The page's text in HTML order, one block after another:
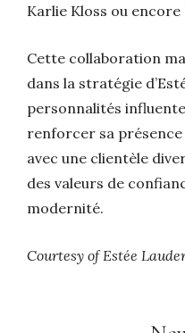
Karlie Kloss ou encore
Cette collaboration
dans la stratégie
personnalités
renforcer sa
avec une clientèle
des valeurs de
modernité.
Courtesy of Estée